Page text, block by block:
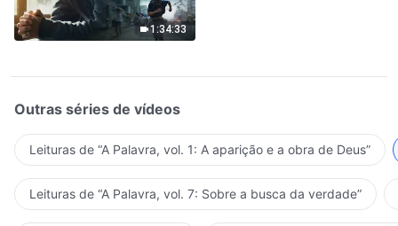
1:34:33
encontrou uma maneira
de sobreviver?
Outras séries de vídeos
Leituras de “A Palavra, vol. 1: A aparição e a obra de Deus”
Leituras de “A Palavra, vol. 7: Sobre a busca da verdade”